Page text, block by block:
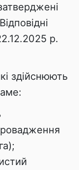
р.
здійснюють